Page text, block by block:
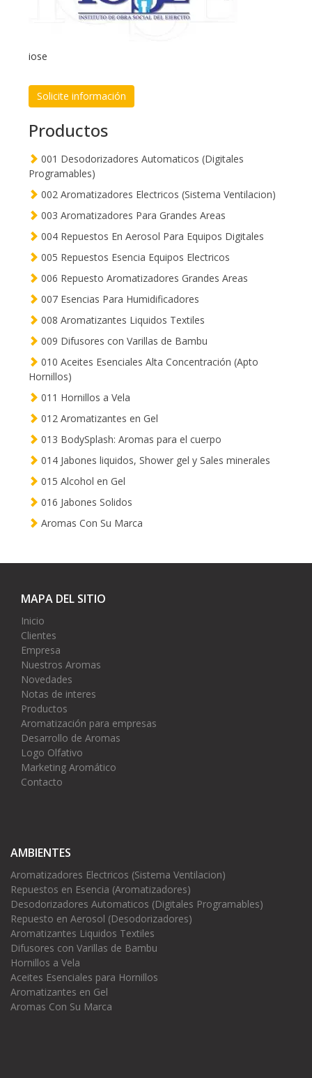
iose
Solicite información
Productos
001 Desodorizadores Automaticos (Digitales
Programables)
002 Aromatizadores Electricos (Sistema Ventilacion)
003 Aromatizadores Para Grandes Areas
004 Repuestos En Aerosol Para Equipos Digitales
005 Repuestos Esencia Equipos Electricos
006 Repuesto Aromatizadores Grandes Areas
007 Esencias Para Humidificadores
008 Aromatizantes Liquidos Textiles
009 Difusores con Varillas de Bambu
010 Aceites Esenciales Alta Concentración (Apto
Hornillos)
011 Hornillos a Vela
012 Aromatizantes en Gel
013 BodySplash: Aromas para el cuerpo
014 Jabones liquidos, Shower gel y Sales minerales
015 Alcohol en Gel
016 Jabones Solidos
Aromas Con Su Marca
MAPA DEL SITIO
Inicio
Clientes
Empresa
Nuestros Aromas
Novedades
Notas de interes
Productos
Aromatización para empresas
Desarrollo de Aromas
Logo Olfativo
Marketing Aromático
Contacto
AMBIENTES
Aromatizadores Electricos (Sistema Ventilacion)
Repuestos en Esencia (Aromatizadores)
Desodorizadores Automaticos (Digitales Programables)
Repuesto en Aerosol (Desodorizadores)
Aromatizantes Liquidos Textiles
Difusores con Varillas de Bambu
Hornillos a Vela
Aceites Esenciales para Hornillos
Aromatizantes en Gel
Aromas Con Su Marca